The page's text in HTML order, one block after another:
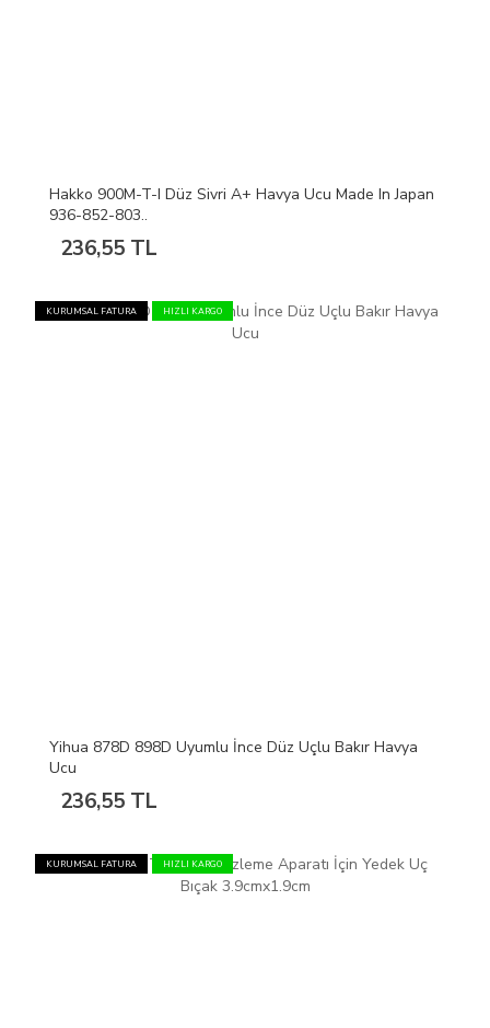
Hakko 900M-T-I Düz Sivri A+ Havya Ucu Made In Japan
936-852-803..
236,55 TL
KURUMSAL FATURA HIZLI KARGO
Yihua 878D 898D Uyumlu İnce Düz Uçlu Bakır Havya
Ucu
236,55 TL
KURUMSAL FATURA HIZLI KARGO